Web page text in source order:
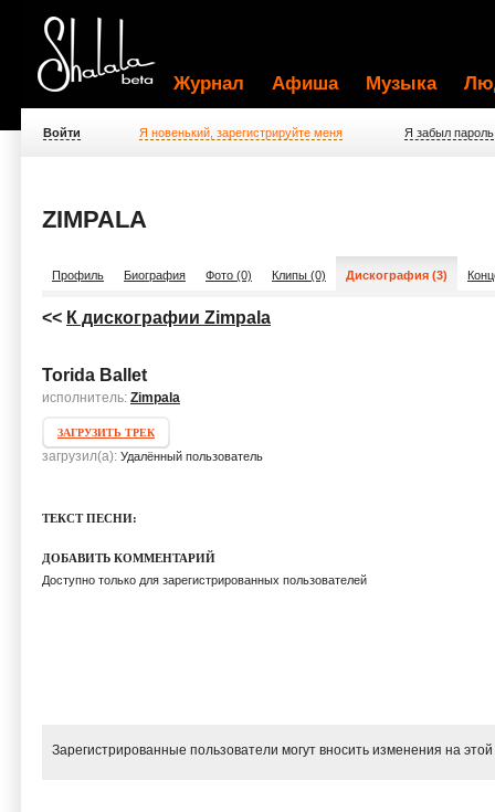
Журнал Афиша Музыка
Войти Я новенький, зарегистрируйте меня Я забыл пароль
ZIMPALA
Профиль Биография Фото (0) Клипы (0) Дискография (3)
<< К дискографии Zimpala
Torida Ballet
исполнитель: Zimpala
ЗАГРУЗИТЬ ТРЕК
загрузил(а): Удалённый пользователь
ТЕКСТ ПЕСНИ:
ДОБАВИТЬ КОММЕНТАРИЙ
Доступно только для зарегистрированных пользователей
Зарегистрированные пользователи могут вносить изменения на